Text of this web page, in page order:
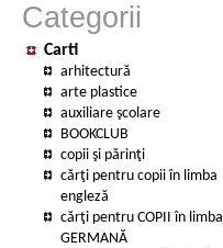
Categorii
Carti
arhitectură
arte plastice
auxiliare şcolare
BOOKCLUB
copii şi părinţi
cărţi pentru copii în limba
engleză
cărţi pentru COPII în limba
GERMANĂ